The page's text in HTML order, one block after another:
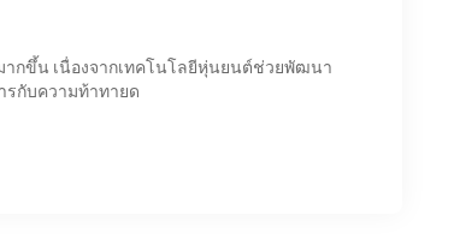
ากขึ้น เนื่องจากเทคโนโลยีหุ่นยนต์ช่วยพัฒนา
รกับความท้าทายด